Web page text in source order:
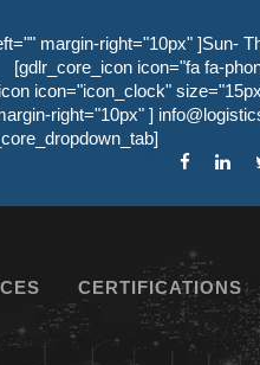
margin-right="10px" ]Sun-
[gdlr_core_icon icon="fa fa-
icon="icon_clock"
right="10px" ]
CERTIFICATIONS